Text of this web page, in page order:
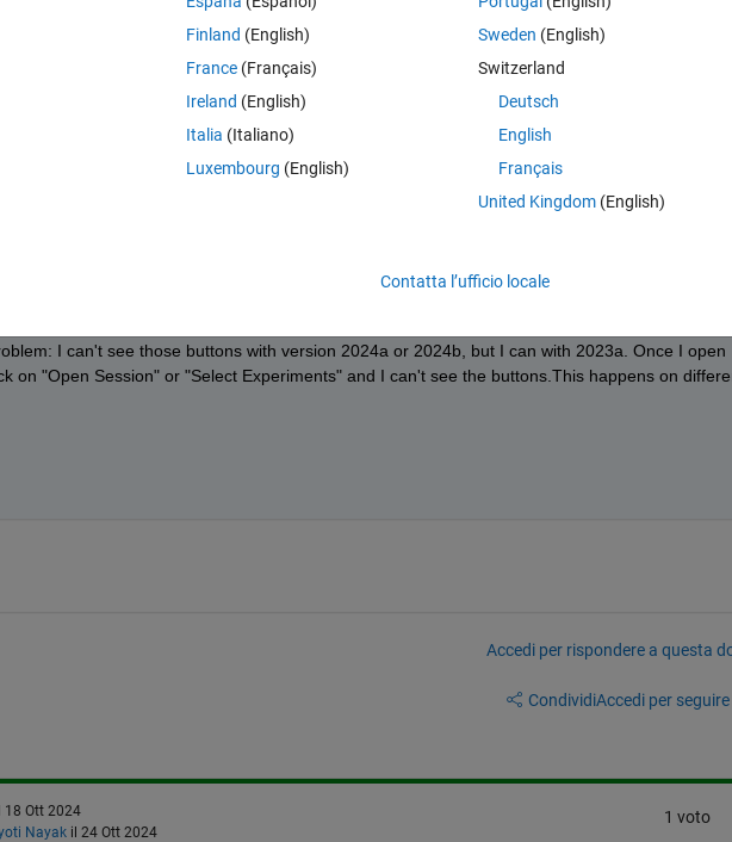
I can't see those buttons with version 2024a or 2024b, but I can with 2023a. Once I open
on "Open Session" or "Select Experiments" and I can't see the buttons.This happens on
Accedi per rispondere a questa
CondividiAccedi per
18 Ott 2024
Nayak il 24 Ott 2024
1 voto
Finland (English)
France (Français)
Ireland (English)
Italia (Italiano)
Luxembourg (English)
Sweden (English)
Switzerland
Deutsch
English
Français
United Kingdom(English)
Contatta l’ufficio locale